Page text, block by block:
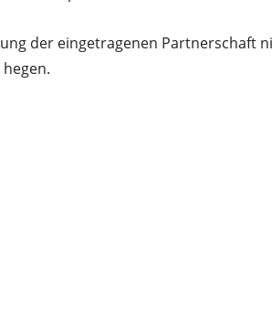
der eingetragenen Partnerschaft